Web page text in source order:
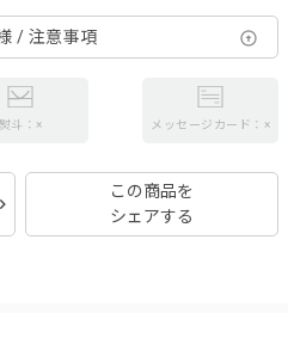
/ 注意事項
熨斗：× メッセージカード：×
この商品を
シェアする